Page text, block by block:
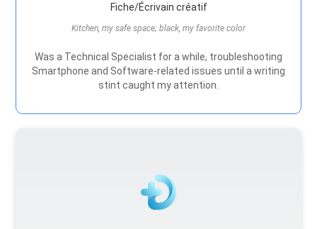
Fiche/Écrivain créatif
Kitchen, my safe space; black, my favorite color
Was a Technical Specialist for a while, troubleshooting
Smartphone and Software-related issues until a writing
stint caught my attention.